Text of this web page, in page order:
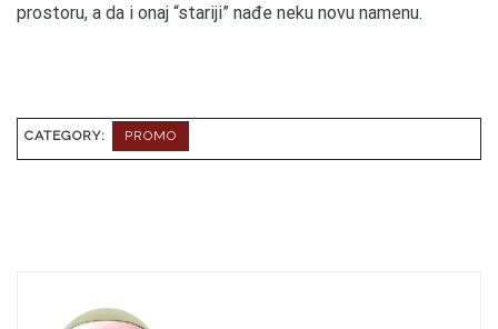
prostoru, a da i onaj “stariji” nađe neku novu namenu.
CATEGORY: PROMO